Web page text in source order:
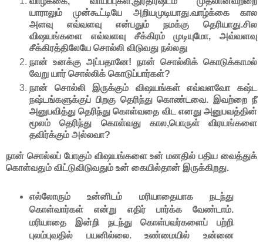
யாராலும் முன்கூட்டியே அறியமுடியாது.வாழ்க்கை கால
அளவு எவ்வளவு என்பதும் நமக்கு தெரியாது.சில
விஷயங்களை எவ்வளவு சீக்கிரம் முடியுமோ, அவ்வளவு
சீக்கிரத்திலேயே சொல்லி விடுவது நல்லது
நான் உனக்கு அப்பதானே! நான் சொல்லிக் கொடுக்காமல்
வேறு யார் சொல்லிக் கொடுப்பார்கள்?
நான் சொல்லி இருக்கும் விஷயங்கள் எவ்வளவோ கஷ்ட
நஷ்டங்களுக்குப் பிறகு தெரிந்து கொண்டவை. இவற்றை நீ
அனுபவித்து தெரிந்து கொள்வதை விட எனது அனுபவத்தின்
மூலம் தெரிந்து கொள்வது கால,பொருள் விரயங்களை
தவிர்க்கும் அல்லவா?
நான் சொல்லப் போகும் விஷயங்களை உன் மனதில் பதிய வைத்துக்
கொள்வதும் விட்டுவிடுவதும் உன் கையில்தான் இருக்கிறது.
எல்லோரும் உன்னிடம் மரியாதையாக நடந்து
கொள்வார்கள் என்று எதிர் பார்க்க வேண்டாம்.
மரியாதை இன்றி நடந்து கொள்பவர்களைப் பற்றி
புலம்புவதில் பயனில்லை. உண்மையில் உன்னை